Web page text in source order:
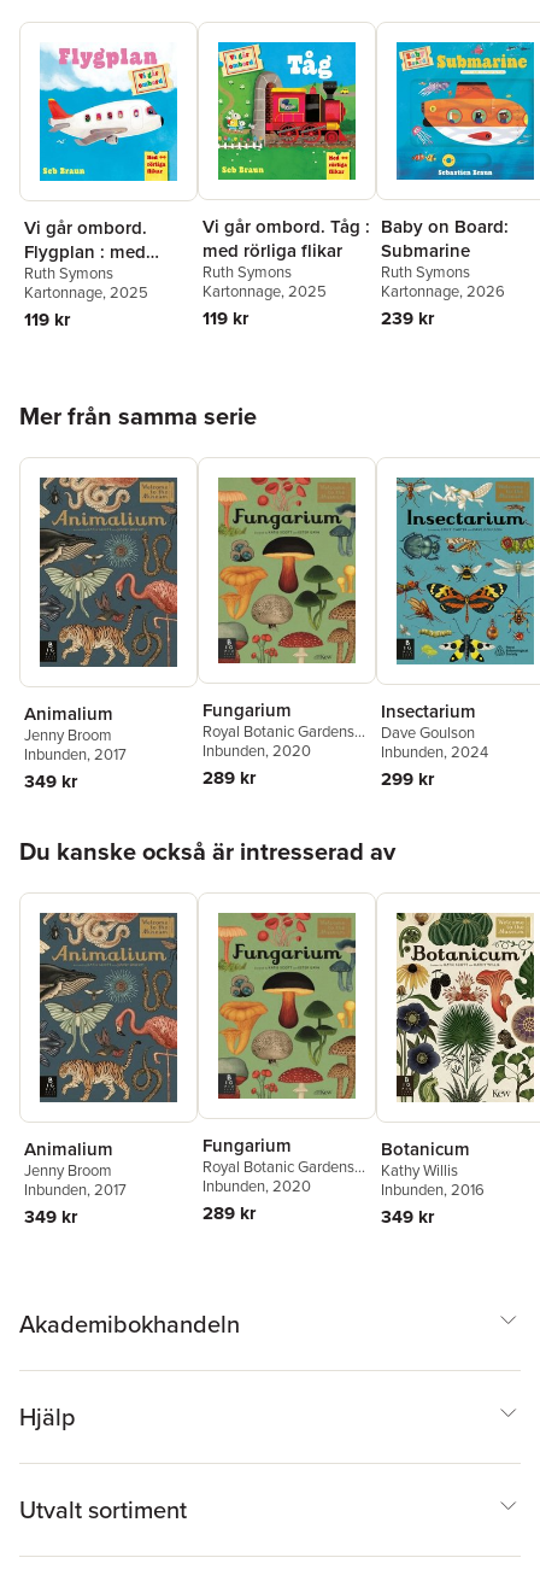
Vi går ombord.
Flygplan : med
rörliga flikar
Ruth Symons
Kartonnage, 2025
119 kr
Vi går ombord. Tåg :
med rörliga flikar
Ruth Symons
Kartonnage, 2025
119 kr
Baby on Board:
Submarine
Ruth Symons
Kartonnage, 2026
239 kr
Mer från samma serie
Animalium
Jenny Broom
Inbunden, 2017
349 kr
Fungarium
Royal Botanic Gardens
Kew PLG,Ester Gaya
Inbunden, 2020
289 kr
Insectarium
Dave Goulson
Inbunden, 2024
299 kr
Du kanske också är intresserad av
Animalium
Jenny Broom
Inbunden, 2017
349 kr
Fungarium
Royal Botanic Gardens
Kew PLG,Ester Gaya
Inbunden, 2020
289 kr
Botanicum
Kathy Willis
Inbunden, 2016
349 kr
Akademibokhandeln
Hjälp
Utvalt sortiment